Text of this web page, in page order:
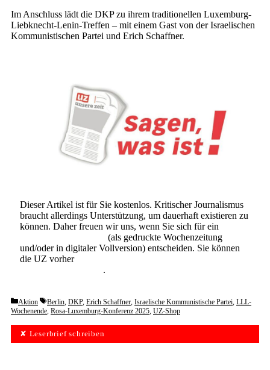
Im Anschluss lädt die DKP zu ihrem traditionellen Luxemburg-
Liebknecht-Lenin-Treffen – mit einem Gast von der Israelischen
Kommunistischen Partei und Erich Schaffner.
Dieser Artikel ist für Sie kostenlos. Kritischer Journalismus
braucht allerdings Unterstützung, um dauerhaft existieren zu
können. Daher freuen wir uns, wenn Sie sich für ein
(als gedruckte Wochenzeitung
und/oder in digitaler Vollversion) entscheiden. Sie können
die UZ vorher
.
Categories
Aktion Tags
Berlin, DKP, Erich Schaffner, Israelische Kommunistische Partei, LLL-
Wochenende, Rosa-Luxemburg-Konferenz 2025, UZ-Shop
✘ Leserbrief schreiben